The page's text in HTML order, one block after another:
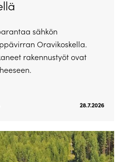
sähkön
Oravikoskella.
rakennustyöt ovat
28.7.2026